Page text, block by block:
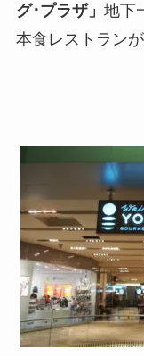
グ･プラザ」 地下
本食レストラン